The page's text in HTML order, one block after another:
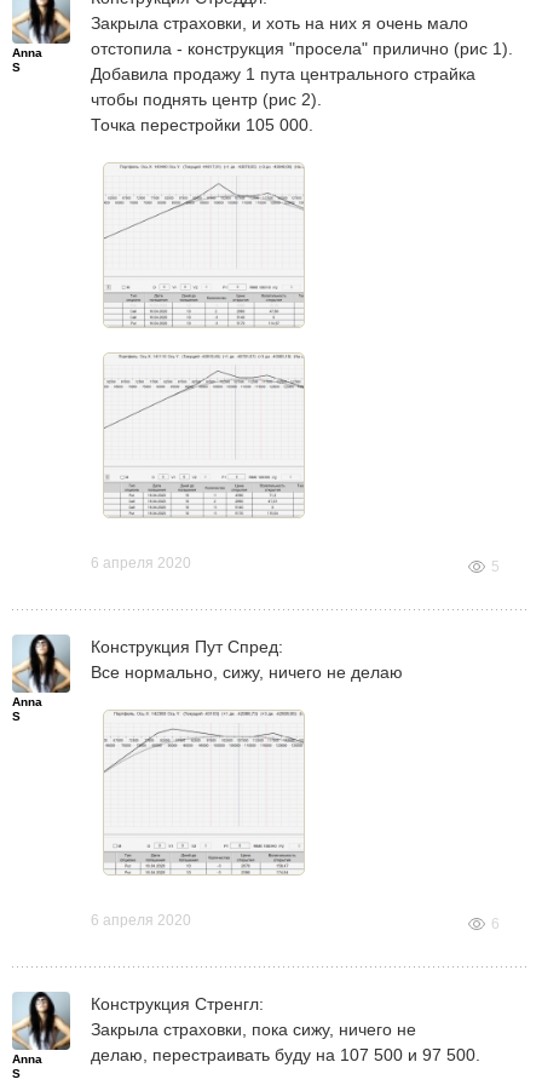
Anna
S
Закрыла страховки, и хоть на них я очень мало
отстопила - конструкция "просела" прилично (рис 1).
Добавила продажу 1 пута центрального страйка
чтобы поднять центр (рис 2).
Точка перестройки 105 000.
6 апреля 2020 5
Anna
S
Конструкция Пут Спред:
Все нормально, сижу, ничего не делаю
6 апреля 2020 6
Anna
S
Конструкция Стренгл:
Закрыла страховки, пока сижу, ничего не
делаю, перестраивать буду на 107 500 и 97 500.